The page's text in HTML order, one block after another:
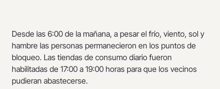
Desde las 6:00 de la mañana, a pesar el frío, viento, sol y
hambre las personas permanecieron en los puntos de
bloqueo. Las tiendas de consumo diario fueron
habilitadas de 17:00 a 19:00 horas para que los vecinos
pudieran abastecerse.